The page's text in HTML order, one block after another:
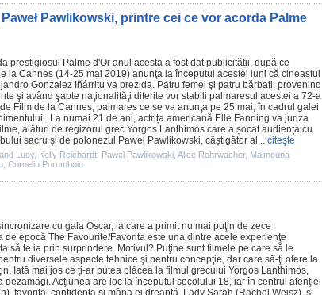
Pawlikowski, printre cei ce vor acorda Palme
prestigiosul Palme d'Or anul acesta a fost dat publicității, după ce
la Cannes (14-25 mai 2019) anunţa la începutul acestei luni că cineastul
Gonzalez Iñárritu va prezida. Patru femei şi patru bărbaţi, provenind
şi având şapte naţionalităţi diferite vor stabili palmaresul acestei a 72-a
Film de la Cannes, palmares ce se va anunţa pe 25 mai, în cadrul galei
La numai 21 de ani, actrița americană Elle Fanning va juriza
, alături de regizorul grec Yorgos Lanthimos care a șocat audiența cu
sacru și de polonezul Paweł Pawlikowski, câștigător al... citeşte
Lucy, Kelly Reichardt Pawel Pawlikowski Alice Rohrwacher, Maimouna
Corneliu Porumboiu
cu gala Oscar, la care a primit nu mai puţin de zece
de epocă The Favourite/Favorita este una dintre acele experienţe
să te ia prin surprindere. Motivul? Puţine suntfilmele pe care să le
diversele aspecte tehnice şi pentru concepţie, dar care să-ţi ofere la
Iată mai jos ce ţi-ar putea plăcea la filmul grecului Yorgos Lanthimos,
dezamăgi. Acţiunea are loc la începutul secolului 18, iar în centrul atenţiei
), favorita, confidenta şi mâna ei dreaptă, Lady Sarah (Rachel Weisz), şi